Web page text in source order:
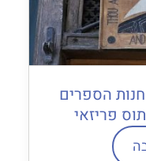
הספרים
פריזאי